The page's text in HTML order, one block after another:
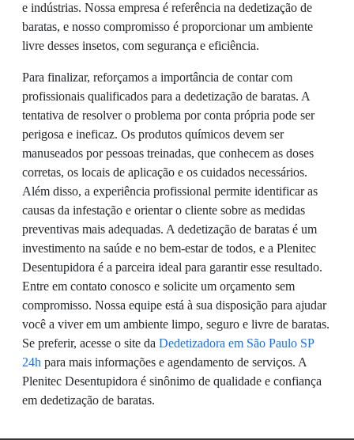
e indústrias. Nossa empresa é referência na dedetização de
baratas, e nosso compromisso é proporcionar um ambiente
livre desses insetos, com segurança e eficiência.
Para finalizar, reforçamos a importância de contar com
profissionais qualificados para a dedetização de baratas. A
tentativa de resolver o problema por conta própria pode ser
perigosa e ineficaz. Os produtos químicos devem ser
manuseados por pessoas treinadas, que conhecem as doses
corretas, os locais de aplicação e os cuidados necessários.
Além disso, a experiência profissional permite identificar as
causas da infestação e orientar o cliente sobre as medidas
preventivas mais adequadas. A dedetização de baratas é um
investimento na saúde e no bem-estar de todos, e a Plenitec
Desentupidora é a parceira ideal para garantir esse resultado.
Entre em contato conosco e solicite um orçamento sem
compromisso. Nossa equipe está à sua disposição para ajudar
você a viver em um ambiente limpo, seguro e livre de baratas.
Se preferir, acesse o site da Dedetizadora em São Paulo SP
24h para mais informações e agendamento de serviços. A
Plenitec Desentupidora é sinônimo de qualidade e confiança
em dedetização de baratas.